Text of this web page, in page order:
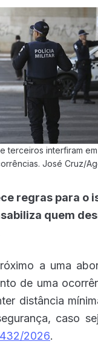
terceiros interfiram
José Cruz/
regras para o
quem
a uma
de uma
distância
caso
2026.